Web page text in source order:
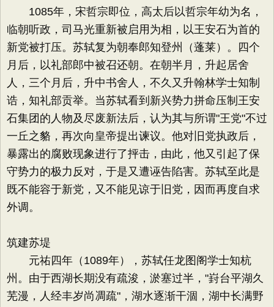
1085年，宋哲宗即位，高太后以哲宗年幼为名，
临朝听政，司马光重新被启用为相，以王安石为首的
新党被打压。苏轼复为朝奉郎知登州（蓬莱）。四个
月后，以礼部郎中被召还朝。在朝半月，升起居舍
人，三个月后，升中书舍人，不久又升翰林学士知制
诰，知礼部贡举。当苏轼看到新兴势力拼命压制王安
石集团的人物及尽废新法后，认为其与所谓"王党"不过
一丘之貉，再次向皇帝提出谏议。他对旧党执政后，
暴露出的腐败现象进行了抨击，由此，他又引起了保
守势力的极力反对，于是又遭诬告陷害。苏轼至此是
既不能容于新党，又不能见谅于旧党，因而再度自求
外调。
筑建苏堤
元祐四年（1089年），苏轼任龙图阁学士知杭
州。由于西湖长期没有疏浚，淤塞过半，"崶台平湖久
芜漫，人经丰岁尚凋疏"，湖水逐渐干涸，湖中长满野